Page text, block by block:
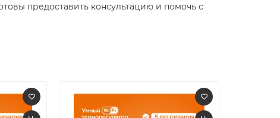
предоставить консультацию и помочь с